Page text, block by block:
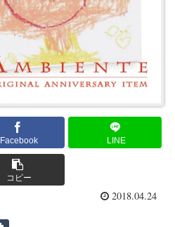
Facebook LINE
コピー
2018.04.24